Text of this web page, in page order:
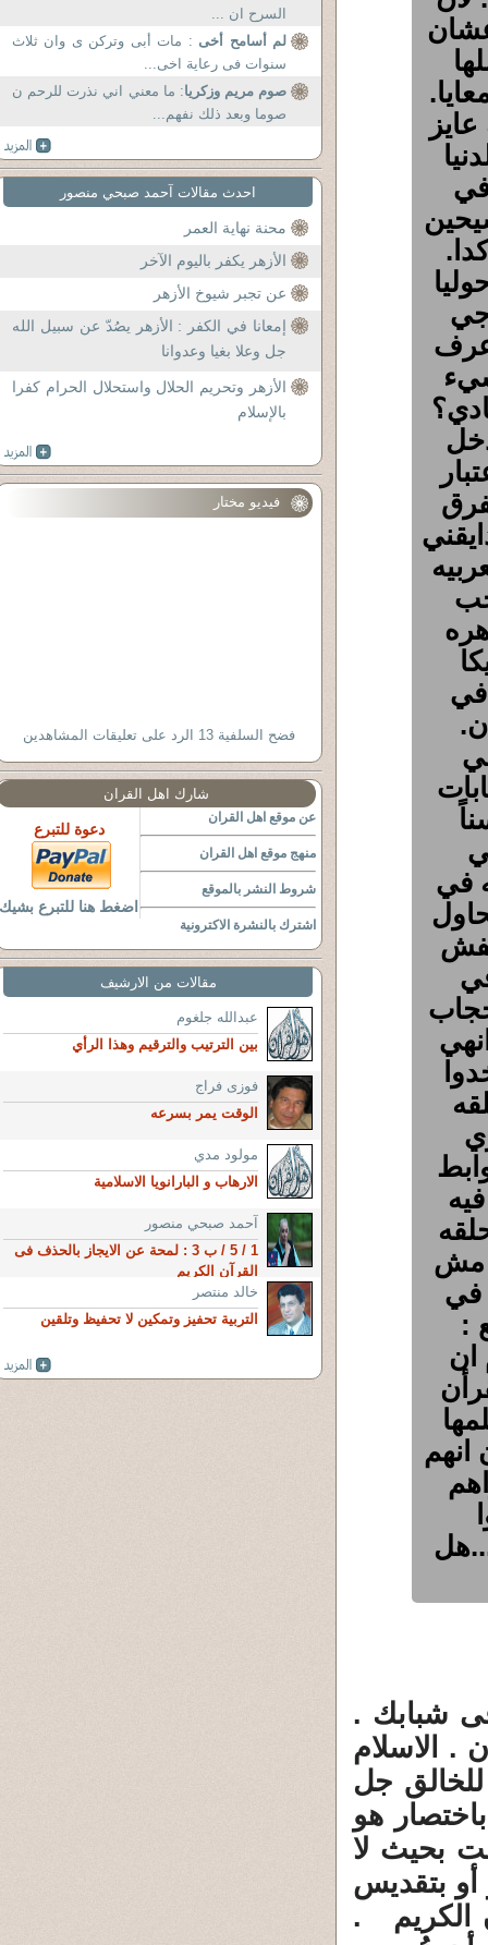
عرف
في
مش
في
:
ان
انهم
...هل
شبابك .
. الاسلام
جل
هو
بحيث لا
أو بتقديس
الكريم .
السرح ان ...
لم أسامح أخى : مات أبى وتركن ى وان ثلاث
سنوات فى رعاية اخى...
صوم مريم وزكريا: ما معني اني نذرت للرحم ن
صوما وبعد ذلك نفهم...
احدث مقالات آحمد صبحي منصور
محنة نهاية العمر
الأزهر يكفر باليوم الآخر
عن تجبر شيوخ الأزهر
إمعانا في الكفر : الأزهر يصُدّ عن سبيل الله
جل وعلا بغيا وعدوانا
الأزهر وتحريم الحلال واستحلال الحرام كفرا
بالإسلام
فيديو مختار
فضح السلفية 13 الرد على تعليقات المشاهدين
شارك اهل القران
عن موقع اهل القران
منهج موقع اهل القران
شروط النشر بالموقع
اشترك بالنشرة الاكترونية
دعوة للتبرع
اضغط هنا للتبرع بشيك
مقالات من الارشيف
عبدالله جلغوم
بين الترتيب والترقيم وهذا الرأي
فوزى فراج
الوقت يمر بسرعه
مولود مدي
الارهاب و البارانويا الاسلامية
آحمد صبحي منصور
1 / 5 / ب 3 : لمحة عن الايجاز بالحذف فى
القرآن الكريم
خالد منتصر
التربية تحفيز وتمكين لا تحفيظ وتلقين